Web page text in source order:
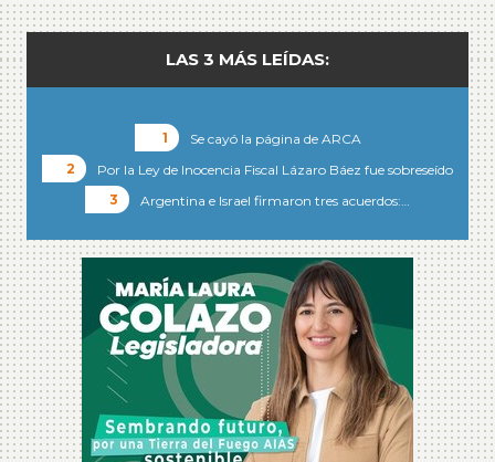
LAS 3 MÁS LEÍDAS:
Se cayó la página de ARCA
Por la Ley de Inocencia Fiscal Lázaro Báez fue sobreseído
Argentina e Israel firmaron tres acuerdos:…